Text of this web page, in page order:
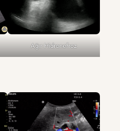
Ağır Hidronefroz